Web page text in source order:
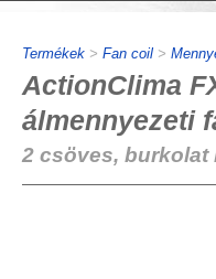
Termékek > Fan coil >
ActionClima
álmennyezeti
2 csöves, burkolat